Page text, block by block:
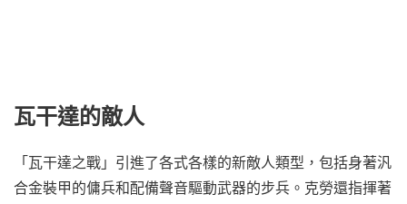
瓦干達的敵人
「瓦干達之戰」引進了各式各樣的新敵人類型，包括身著汎
合金裝甲的傭兵和配備聲音驅動武器的步兵。克勞還指揮著